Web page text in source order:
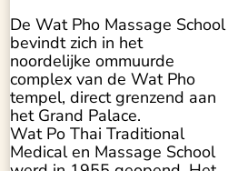
De Wat Pho Massage School
bevindt zich in het
noordelijke ommuurde
complex van de Wat Pho
tempel, direct grenzend aan
het Grand Palace.
Wat Po Thai Traditional
Medical en Massage School